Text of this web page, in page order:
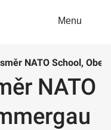
Menu
NATO School,
NATO